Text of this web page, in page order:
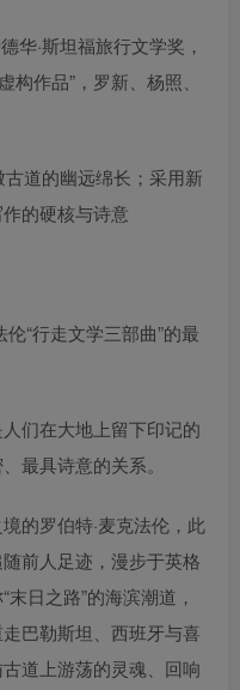
华·斯坦福旅行文学奖，
构作品”，罗新、杨照、
道的幽远绵长；采用新
的硬核与诗意
伦“行走文学三部曲”的最
们在大地上留下印记的
最具诗意的关系。
的罗伯特·麦克法伦，此
前人足迹，漫步于英格
日之路”的海滨潮道，
巴勒斯坦、西班牙与喜
道上游荡的灵魂、回响